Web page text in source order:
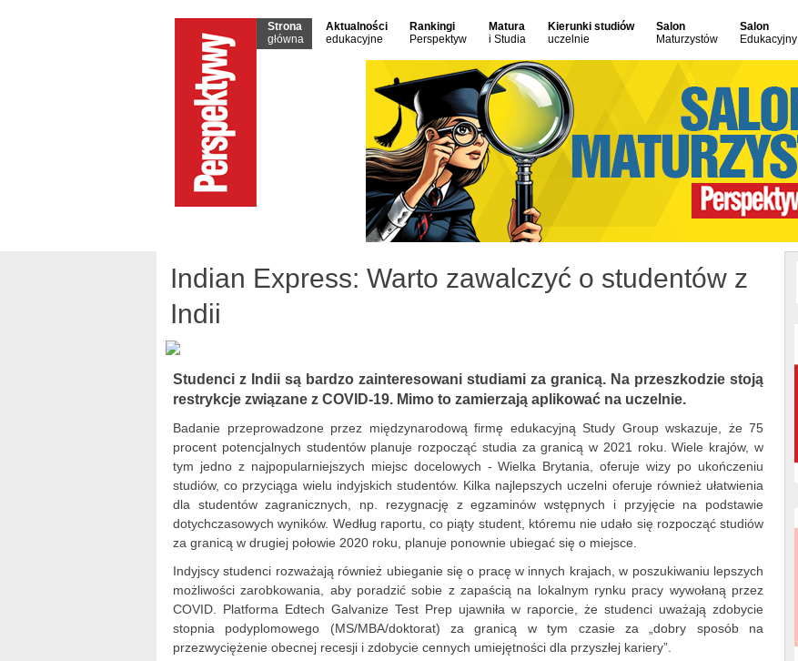
Strona
główna
Aktualności
edukacyjne
Rankingi
Perspektyw
Matura
i Studia
Kierunki studiów
uczelnie
Salon
Maturzystów
Salon
Edukacyjny
Indian Express: Warto zawalczyć o studentów z
Indii
Studenci z Indii są bardzo zainteresowani studiami za granicą. Na przeszkodzie stoją
restrykcje związane z COVID-19. Mimo to zamierzają aplikować na uczelnie.
Badanie przeprowadzone przez międzynarodową firmę edukacyjną Study Group wskazuje, że 75
procent potencjalnych studentów planuje rozpocząć studia za granicą w 2021 roku. Wiele krajów, w
tym jedno z najpopularniejszych miejsc docelowych - Wielka Brytania, oferuje wizy po ukończeniu
studiów, co przyciąga wielu indyjskich studentów. Kilka najlepszych uczelni oferuje również ułatwienia
dla studentów zagranicznych, np. rezygnację z egzaminów wstępnych i przyjęcie na podstawie
dotychczasowych wyników. Według raportu, co piąty student, któremu nie udało się rozpocząć studiów
za granicą w drugiej połowie 2020 roku, planuje ponownie ubiegać się o miejsce.
Indyjscy studenci rozważają również ubieganie się o pracę w innych krajach, w poszukiwaniu lepszych
możliwości zarobkowania, aby poradzić sobie z zapaścią na lokalnym rynku pracy wywołaną przez
COVID. Platforma Edtech Galvanize Test Prep ujawniła w raporcie, że studenci uważają zdobycie
stopnia podyplomowego (MS/MBA/doktorat) za granicą w tym czasie za „dobry sposób na
przezwyciężenie obecnej recesji i zdobycie cennych umiejętności dla przyszłej kariery”.